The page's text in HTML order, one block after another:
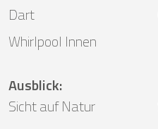
Dart
Whirlpool Innen
Ausblick:
Sicht auf Natur